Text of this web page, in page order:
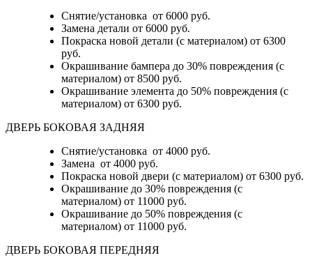
Снятие/установка от 6000 руб.
Замена детали от 6000 руб.
Покраска новой детали (с материалом) от 6300
руб.
Окрашивание бампера до 30% повреждения (с
материалом) от 8500 руб.
Окрашивание элемента до 50% повреждения (с
материалом) от 6300 руб.
ДВЕРЬ БОКОВАЯ ЗАДНЯЯ
Снятие/установка от 4000 руб.
Замена от 4000 руб.
Покраска новой двери (с материалом) от 6300 руб.
Окрашивание до 30% повреждения (с
материалом) от 11000 руб.
Окрашивание до 50% повреждения (с
материалом) от 11000 руб.
ДВЕРЬ БОКОВАЯ ПЕРЕДНЯЯ